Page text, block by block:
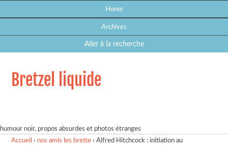
Home
Archives
Aller à la recherche
Bretzel liquide
humour noir, propos absurdes et photos étranges
Accueil › nos amis les brette ›Alfred Hitchcock : initiation au